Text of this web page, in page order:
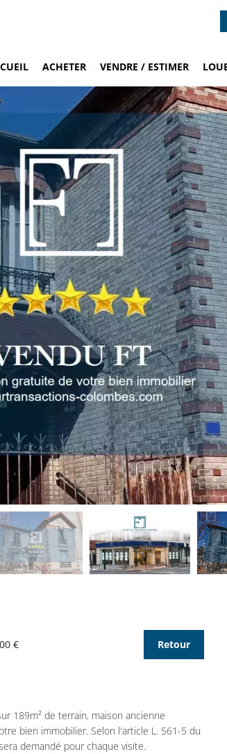
ACHETER VENDRE / ESTIMER
€ Retour
189m² de terrain, maison ancienne
bien immobilier. Selon l'article L. 561-5 du
demandé pour chaque visite.